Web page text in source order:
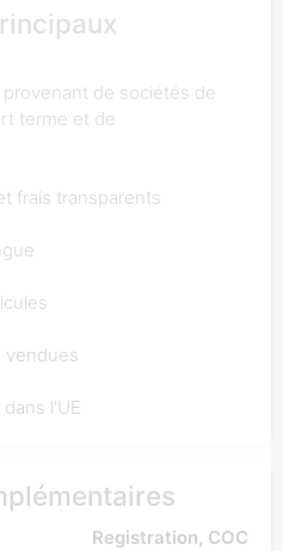
de sociétés de
terme et de
frais transparents
vendues
l'UE
Registration, COC